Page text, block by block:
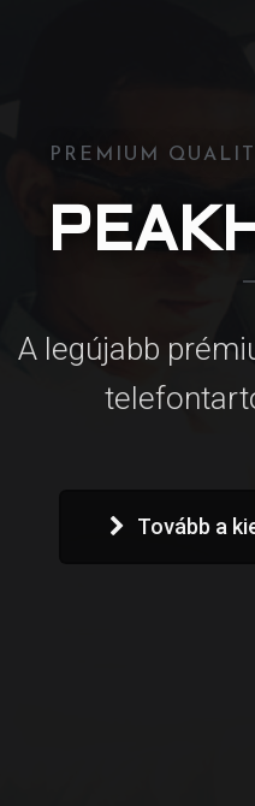
PREMIUM
A legújabb
Tovább a